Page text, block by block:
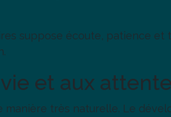
suppose écoute, patience et
et aux
très naturelle. Le